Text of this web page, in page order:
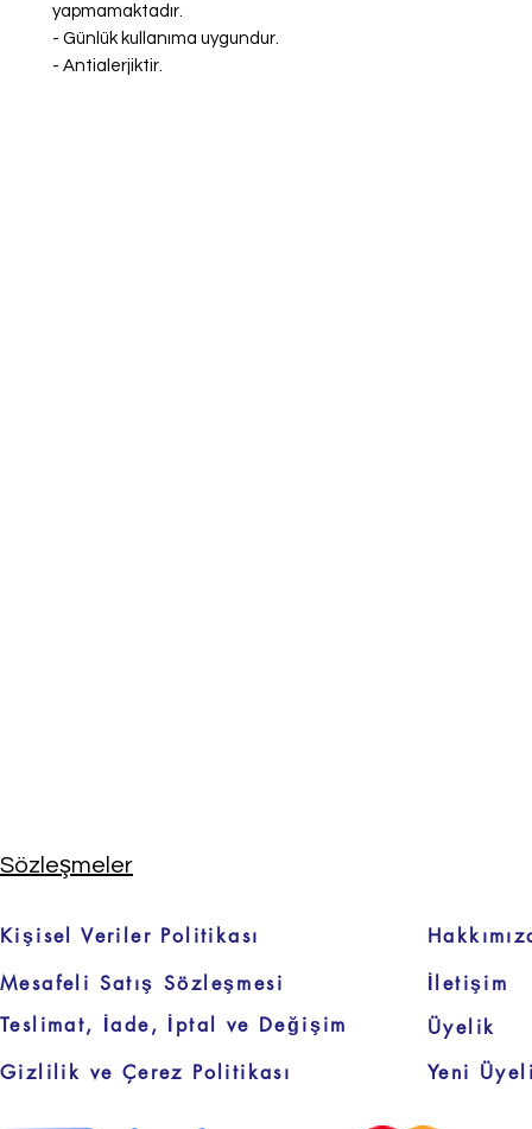
yapmamaktadır.
- Günlük kullanıma uygundur.
- Antialerjiktir.
Sözleşmeler
Kişisel Veriler Politikası
Mesafeli Satış Sözleşmesi
Teslimat, İade, İptal ve Değişim
Gizlilik ve Çerez Politikası
İletişim
Üyelik
Yeni